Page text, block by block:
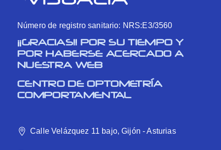
Número de registro sanitario: NRS:E3/3560
¡¡GRACIAS!! POR SU TIEMPO Y
POR HABERSE ACERCADO A
NUESTRA WEB
CENTRO DE OPTOMETRÍA
COMPORTAMENTAL
Calle Velázquez 11 bajo, Gijón - Asturias